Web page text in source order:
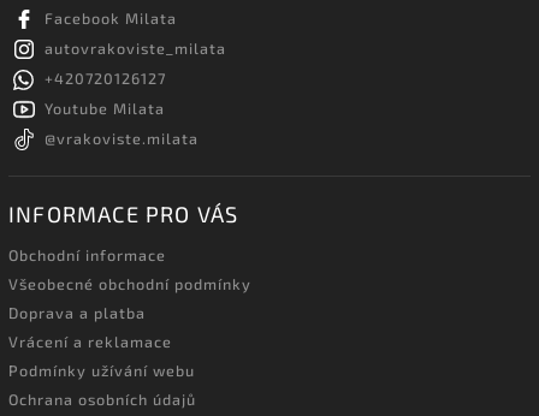
Facebook Milata
autovrakoviste_milata
+420720126127
Youtube Milata
@vrakoviste.milata
INFORMACE PRO VÁS
Obchodní informace
Všeobecné obchodní podmínky
Doprava a platba
Vrácení a reklamace
Podmínky užívání webu
Ochrana osobních údajů